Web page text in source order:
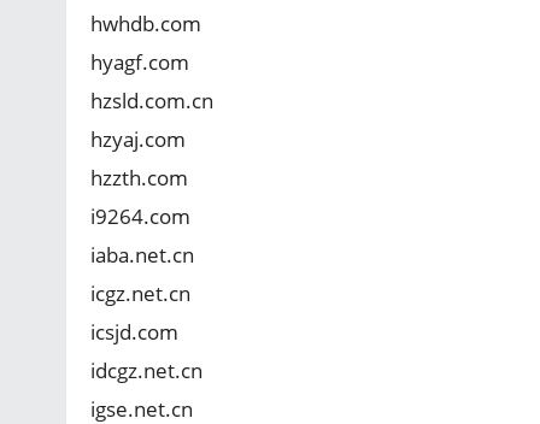
hwhdb.com
hyagf.com
hzsld.com.cn
hzyaj.com
hzzth.com
i9264.com
iaba.net.cn
icgz.net.cn
icsjd.com
idcgz.net.cn
igse.net.cn